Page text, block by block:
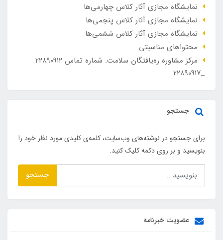
نمایشگاه مجازی آثار کلاس چهارمی‌ها
نمایشگاه مجازی آثار کلاس پنجمی‌ها
نمایشگاه مجازی آثار کلاس ششمی‌ها
محتواهای مناسبتی
مرکز مشاوره ره‌یافتگان سلامت. شماره تماس ۲۲۸۹۰۹۱۲
_۲۲۸۹۰۹۱۷
جستجو
برای جستجو در نوشته‌های وب‌سایت، کلمه‌ی کلیدی مورد نظر خود را
بنویسید و بر روی دکمه کلیک کنید.
جستجو
عضویت خبرنامه